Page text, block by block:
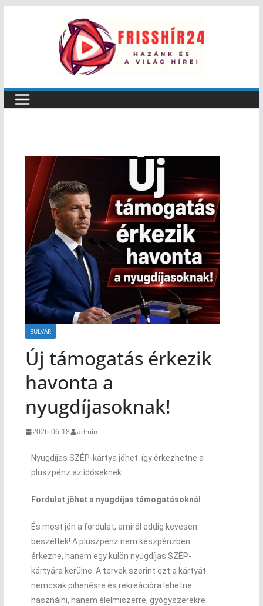
BULVÁR
Új támogatás érkezik
havonta a
nyugdíjasoknak!
2026-06-18 admin
Nyugdíjas SZÉP-kártya jöhet: így érkezhetne a
pluszpénz az időseknek
Fordulat jöhet a nyugdíjas támogatásoknál
És most jön a fordulat, amiről eddig kevesen
beszéltek! A pluszpénz nem készpénzben
érkezne, hanem egy külön nyugdíjas SZÉP-
kártyára kerülne. A tervek szerint ezt a kártyát
nemcsak pihenésre és rekreációra lehetne
használni, hanem élelmiszerre, gyógyszerekre